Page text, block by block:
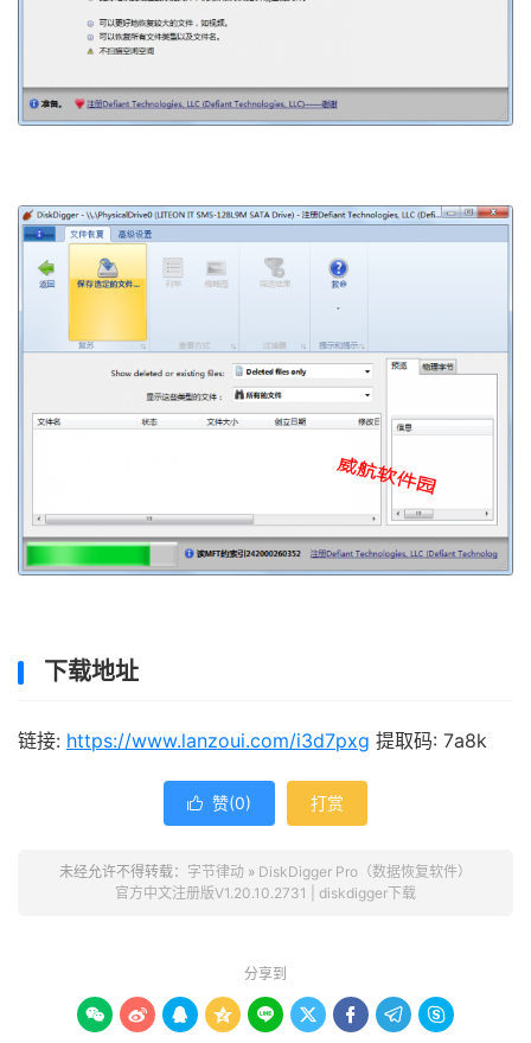
下载地址
链接: https://www.lanzoui.com/i3d7pxg 提取码: 7a8k
 赞(0) 打赏
未经允许不得转载： 字节律动 » DiskDigger Pro（数据恢复软件）
官方中文注册版V1.20.10.2731 | diskdigger下载
分享到
        